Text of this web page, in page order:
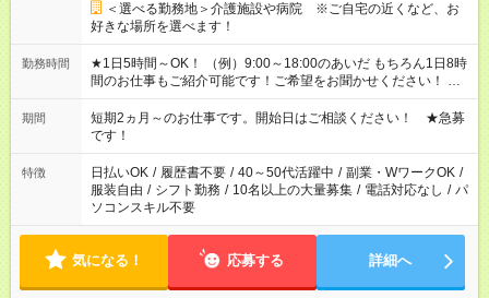
＜選べる勤務地＞介護施設や病院 ※ご自宅の近くなど、お
好きな場所を選べます！
勤務時間
★1日5時間～OK！ （例）9:00～18:00のあいだ もちろん1日8時
間のお仕事もご紹介可能です！ご希望をお聞かせください！ ※
週最低15時間以上の勤務が必要です
期間
短期2ヵ月～のお仕事です。開始日はご相談ください！ ★急募
です！
特徴 日払いOK / 履歴書不要 / 40～50代活躍中 / 副業・WワークOK /
服装自由 / シフト勤務 / 10名以上の大量募集 / 電話対応なし / パ
ソコンスキル不要
気になる！ 応募する 詳細へ